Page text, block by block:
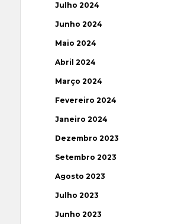
Julho 2024
Junho 2024
Maio 2024
Abril 2024
Março 2024
Fevereiro 2024
Janeiro 2024
Dezembro 2023
Setembro 2023
Agosto 2023
Julho 2023
Junho 2023